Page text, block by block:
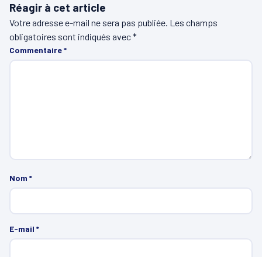
Réagir à cet article
Votre adresse e-mail ne sera pas publiée. Les champs
obligatoires sont indiqués avec*
Commentaire*
Nom *
E-mail *